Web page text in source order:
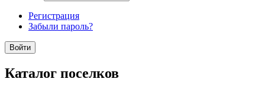
Регистрация
Забыли пароль?
Каталог поселков